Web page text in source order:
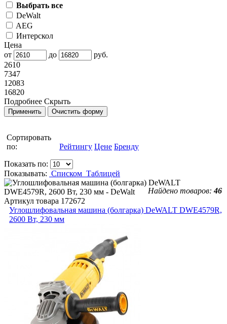
Выбрать все
DeWalt
AEG
Интерскол
Цена
от
до
руб.
2610
7347
12083
16820
Подробнее Скрыть
Сортировать
по:
Рейтингу Цене Бренду
Показать по:
Показывать: Списком Таблицей
Найдено товаров:46
Артикул товара 172672
Углошлифовальная машина (болгарка) DeWALT DWE4579R,
2600 Вт, 230 мм